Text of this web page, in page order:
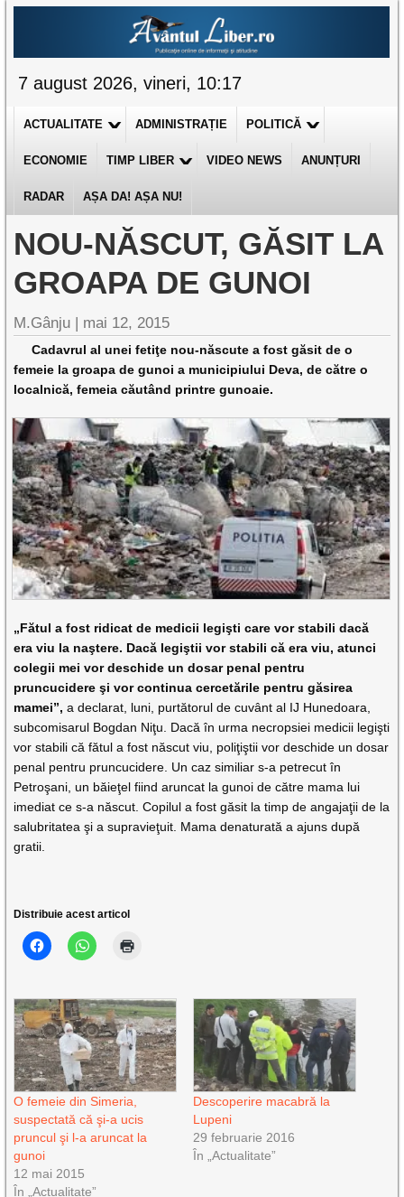
7 august 2026, vineri, 10:17
ACTUALITATE ADMINISTRAȚIE POLITICĂ
ECONOMIE TIMP LIBER VIDEO NEWS ANUNȚURI
RADAR AȘA DA! AȘA NU!
NOU-NĂSCUT, GĂSIT LA
GROAPA DE GUNOI
M.Gânju | mai 12, 2015
Cadavrul al unei fetiţe nou-născute a fost găsit de o
femeie la groapa de gunoi a municipiului Deva, de către o
localnică, femeia căutând printre gunoaie.
„Fătul a fost ridicat de medicii legişti care vor stabili dacă
era viu la naştere. Dacă legiştii vor stabili că era viu, atunci
colegii mei vor deschide un dosar penal pentru
pruncucidere şi vor continua cercetările pentru găsirea
mamei”, a declarat, luni, purtătorul de cuvânt al IJ Hunedoara,
subcomisarul Bogdan Niţu. Dacă în urma necropsiei medicii legişti
vor stabili că fătul a fost născut viu, poliţiştii vor deschide un dosar
penal pentru pruncucidere. Un caz similiar s-a petrecut în
Petroşani, un băieţel fiind aruncat la gunoi de către mama lui
imediat ce s-a născut. Copilul a fost găsit la timp de angajaţii de la
salubritatea şi a supravieţuit. Mama denaturată a ajuns după
gratii.
Distribuie acest articol
O femeie din Simeria,
suspectată că şi-a ucis
pruncul şi l-a aruncat la
gunoi
12 mai 2015
În „Actualitate”
Descoperire macabră la
Lupeni
29 februarie 2016
În „Actualitate”